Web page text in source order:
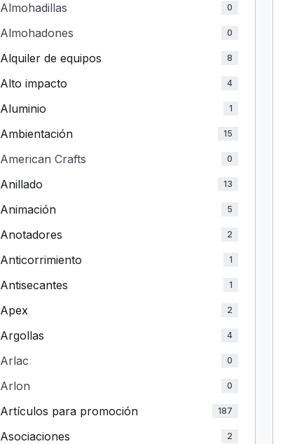
Almohadillas 0
Almohadones 0
Alquiler de equipos 8
Alto impacto 4
Aluminio 1
Ambientación 15
American Crafts 0
Anillado 13
Animación 5
Anotadores 2
Anticorrimiento 1
Antisecantes 1
Apex 2
Argollas 4
Arlac 0
Arlon 0
Artículos para promoción 187
Asociaciones 2